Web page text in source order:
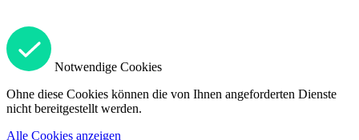
Notwendige Cookies
Ohne diese Cookies können die von Ihnen angeforderten Dienste
nicht bereitgestellt werden.
Alle Cookies anzeigen